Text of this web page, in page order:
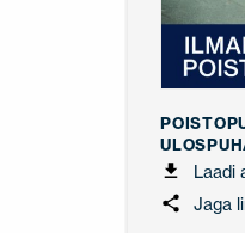
Laadi
Jaga